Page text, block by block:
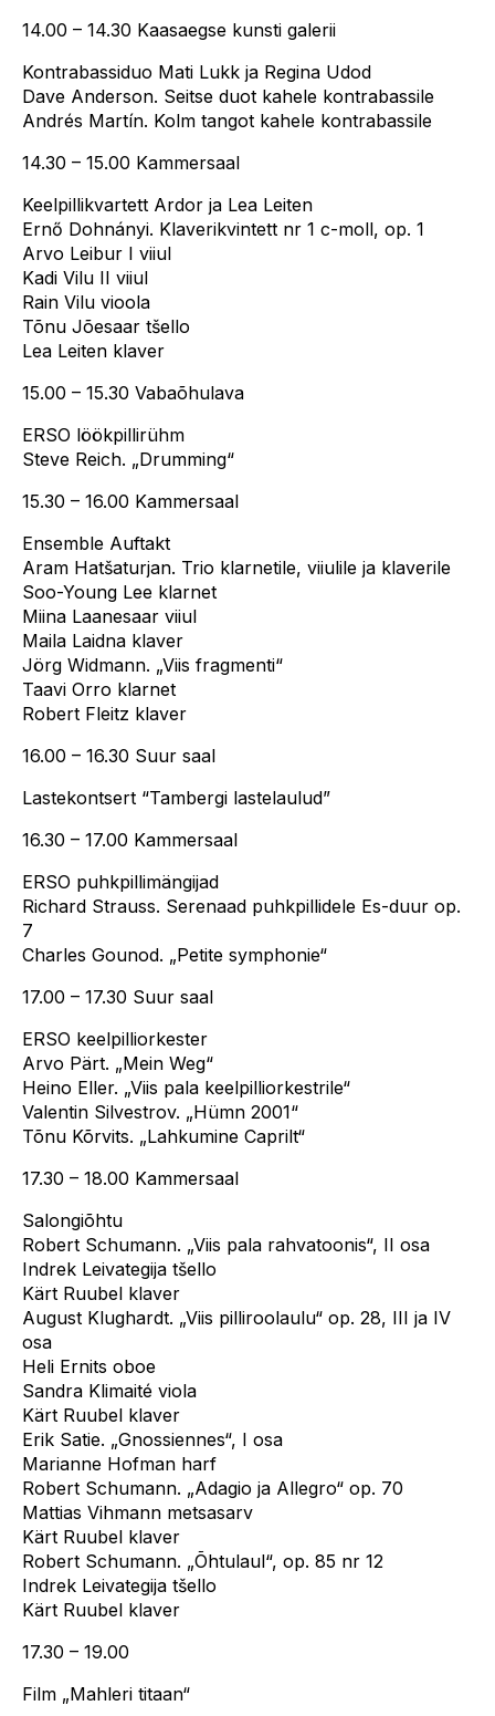
14.00 – 14.30 Kaasaegse kunsti galerii
Kontrabassiduo Mati Lukk ja Regina Udod
Dave Anderson. Seitse duot kahele kontrabassile
Andrés Martín. Kolm tangot kahele kontrabassile
14.30 – 15.00 Kammersaal
Keelpillikvartett Ardor ja Lea Leiten
Ernő Dohnányi. Klaverikvintett nr 1 c-moll, op. 1
Arvo Leibur I viiul
Kadi Vilu II viiul
Rain Vilu vioola
Tõnu Jõesaar tšello
Lea Leiten klaver
15.00 – 15.30 Vabaõhulava
ERSO löökpillirühm
Steve Reich. „Drumming“
15.30 – 16.00 Kammersaal
Ensemble Auftakt
Aram Hatšaturjan. Trio klarnetile, viiulile ja klaverile
Soo-Young Lee klarnet
Miina Laanesaar viiul
Maila Laidna klaver
Jörg Widmann. „Viis fragmenti“
Taavi Orro klarnet
Robert Fleitz klaver
16.00 – 16.30 Suur saal
Lastekontsert “Tambergi lastelaulud”
16.30 – 17.00 Kammersaal
ERSO puhkpillimängijad
Richard Strauss. Serenaad puhkpillidele Es-duur op.
7
Charles Gounod. „Petite symphonie“
17.00 – 17.30 Suur saal
ERSO keelpilliorkester
Arvo Pärt. „Mein Weg“
Heino Eller. „Viis pala keelpilliorkestrile“
Valentin Silvestrov. „Hümn 2001“
Tõnu Kõrvits. „Lahkumine Caprilt“
17.30 – 18.00 Kammersaal
Salongiõhtu
Robert Schumann. „Viis pala rahvatoonis“, II osa
Indrek Leivategija tšello
Kärt Ruubel klaver
August Klughardt. „Viis pilliroolaulu“ op. 28, III ja IV
osa
Heli Ernits oboe
Sandra Klimaité viola
Kärt Ruubel klaver
Erik Satie. „Gnossiennes“, I osa
Marianne Hofman harf
Robert Schumann. „Adagio ja Allegro“ op. 70
Mattias Vihmann metsasarv
Kärt Ruubel klaver
Robert Schumann. „Õhtulaul“, op. 85 nr 12
Indrek Leivategija tšello
Kärt Ruubel klaver
17.30 – 19.00
Film „Mahleri titaan“